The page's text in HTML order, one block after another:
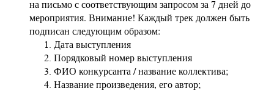
на письмо с соответствующим запросом за 7 дней до
мероприятия. Внимание! Каждый трек должен быть
подписан следующим образом:
Дата выступления
Порядковый номер выступления
ФИО конкурсанта / название коллектива;
Название произведения, его автор;